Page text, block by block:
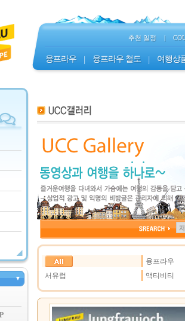
추천 일정 |
융프라우 융프라우 철도 여행상
▼
융프라우
서유럽
액티비티